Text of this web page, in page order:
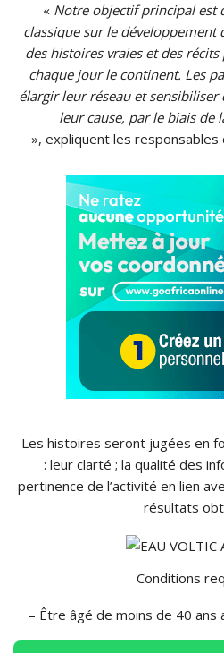
« Notre objectif principal est
classique sur le développement
des histoires vraies et des
chaque jour le continent. Les
élargir leur réseau et sensibiliser
leur cause, par le biais de
», expliquent les responsables
Les histoires seront jugées en
: leur clarté ; la qualité des
pertinence de l’activité en lien
résultats
Conditions
– Être âgé de moins de 40 ans